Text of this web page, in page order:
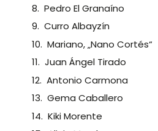
Pedro El Granaíno
Curro Albayzín
Mariano, „Nano Cortés“
Juan Ángel Tirado
Antonio Carmona
Gema Caballero
Kiki Morente